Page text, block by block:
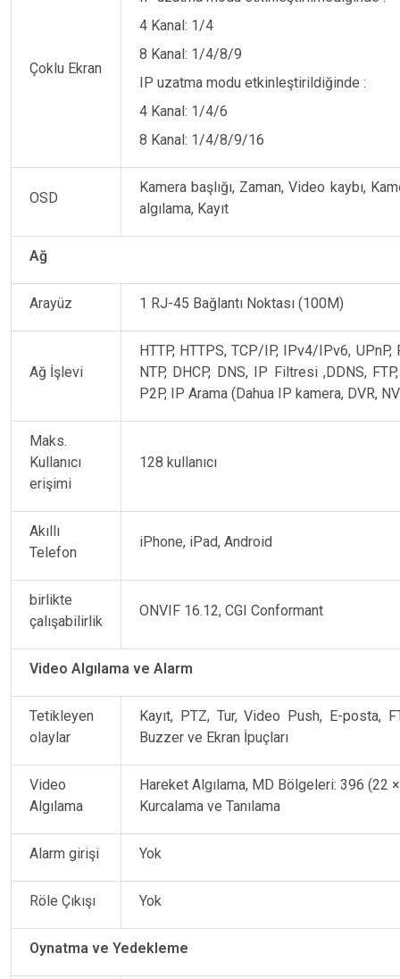
Çoklu Ekran
4 Kanal: 1/4
8 Kanal: 1/4/8/9
IP uzatma modu etkinleştirildiğinde :
4 Kanal: 1/4/6
8 Kanal: 1/4/8/9/16
OSD
Kamera başlığı, Zaman, Video kaybı,
algılama, Kayıt
Ağ
Arayüz 1 RJ-45 Bağlantı Noktası (100M)
Ağ İşlevi
HTTP, HTTPS, TCP/IP, IPv4/IPv6, UPnP,
NTP, DHCP, DNS, IP Filtresi ,DDNS,
P2P, IP Arama (Dahua IP kamera, DVR,
Maks.
Kullanıcı
erişimi
128 kullanıcı
Akıllı
Telefon
iPhone, iPad, Android
birlikte
çalışabilirlik
ONVIF 16.12, CGI Conformant
Video Algılama ve Alarm
Tetikleyen
olaylar
Kayıt, PTZ, Tur, Video Push, E-posta,
Buzzer ve Ekran İpuçları
Video
Algılama
Hareket Algılama, MD Bölgeleri: 396 (22
Kurcalama ve Tanılama
Alarm girişi Yok
Röle Çıkışı Yok
Oynatma ve Yedekleme